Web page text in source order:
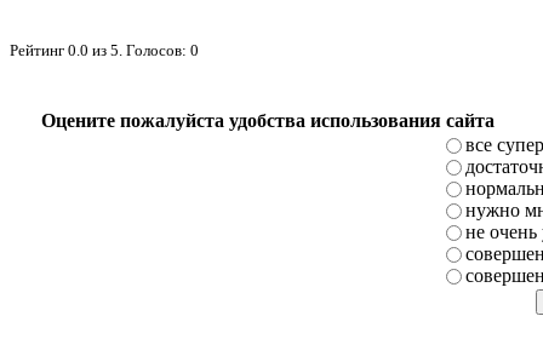
Рейтинг 0.0 из 5 . Голосов: 0
Оцените пожалуйста удобства использования сайта
все супер
нужно
не очень